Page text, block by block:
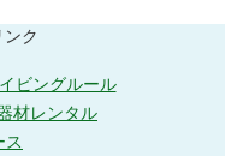
ク
ビングルール
材レンタル
ス